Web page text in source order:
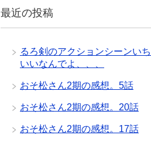
最近の投稿
るろ剣のアクションシーンい
いいなんでよ、、、
おそ松さん2期の感想。5話
おそ松さん2期の感想。20話
おそ松さん2期の感想。17話